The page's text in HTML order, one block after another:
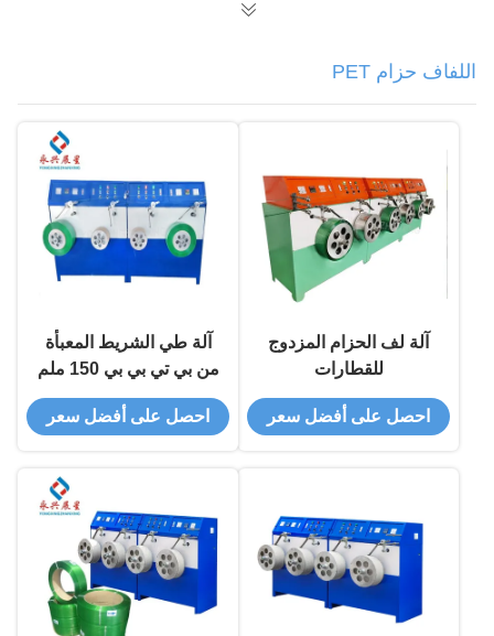
اللفاف حزام PET
آلة لف الحزام المزدوج
للقطارات
احصل على أفضل سعر
آلة طي الشريط المعبأة
من بي تي بي بي 150 ملم
احصل على أفضل سعر